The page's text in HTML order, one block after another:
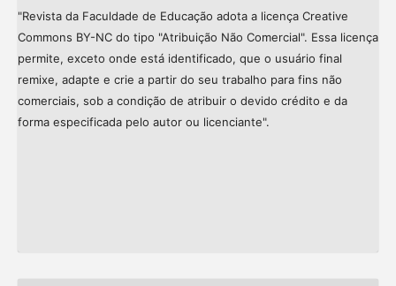
"Revista da Faculdade de Educação adota a licença Creative
Commons BY-NC do tipo "Atribuição Não Comercial". Essa licença
permite, exceto onde está identificado, que o usuário final
remixe, adapte e crie a partir do seu trabalho para fins não
comerciais, sob a condição de atribuir o devido crédito e da
forma especificada pelo autor ou licenciante".